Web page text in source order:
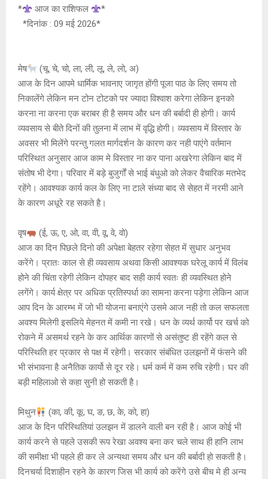
at
s
p
p
ce
b
o
k
s
a
e
k
* आज का राशिफल
*
*दिनांक : 09 मई 2026*
मेष
(चू, चे, चो, ला, ली, लू, ले, लो, अ)
आज के दिन आपमे धार्मिक भावनाए जागृत होंगी पूजा पाठ के लिए समय तो
निकालेंगे लेकिन मन टोन टोटको पर ज्यादा विश्वाश करेगा लेकिन इनको
करना ना करना एक बराबर ही है समय और धन की बर्बादी ही होगी। कार्य
व्यवसाय से बीते दिनों की तुलना में लाभ में वृद्धि होगी। व्यवसाय में विस्तार के
अवसर भी मिलेंगे परन्तु गलत मार्गदर्शन के कारण कर नही पाएंगे वर्तमान
परिस्थित अनुसार आज काम मे विस्तार ना कर पाना अखरेगा लेकिन बाद में
संतोष भी देगा। परिवार में बड़े बुजुर्गों से भाई बंधुओ को लेकर वैचारिक मतभेद
रहेंगे। आवश्यक कार्य कल के लिए ना टाले संध्या बाद से सेहत में नरमी आने
के कारण अधूरे रह सकते है।
वृष
(ई, ऊ, ए, ओ, वा, वी, वू, वे, वो)
आज का दिन पिछले दिनो की अपेक्षा बेहतर रहेगा सेहत में सुधार अनुभव
करेंगे। प्रातः काल से ही व्यवसाय अथवा किसी आवश्यक घरेलू कार्य में विलंब
होने की चिंता रहेगी लेकिन दोपहर बाद सही कार्य स्वतः ही व्यवस्थित होने
लगेंगे। कार्य क्षेत्र पर अधिक प्रतिस्पर्धा का सामना करना पड़ेगा लेकिन आज
आप दिन के आरम्भ में जो भी योजना बनाएंगे उसमे आज नही तो कल सफलता
अवश्य मिलेगी इसलिये मेहनत में कमी ना रखे। धन के व्यर्थ कार्यो पर खर्च को
रोकने में असमर्थ रहने के कर आर्थिक कारणों से असंतुष्ट ही रहेंगे कल से
परिस्थिति हर प्रकार से पक्ष में रहेगी। सरकार संबंधित उलझनों में फंसने की
भी संभावना है अनैतिक कार्यो से दूर रहे। धर्म कर्म में कम रुचि रहेगी। घर की
बड़ी महिलाओ से कहा सुनी हो सकती है।
मिथुन
(का, की, कू, घ, ङ, छ, के, को, हा)
आज के दिन परिस्थितियां उलझन में डालने वाली बन रही है। आज कोई भी
कार्य करने से पहले उसकी रूप रेखा अवश्य बना कर चले साथ ही हानि लाभ
की समीक्षा भी पहले ही कर ले अन्यथा समय और धन की बर्बादी हो सकती है।
दिनचर्या दिशाहीन रहने के कारण जिस भी कार्य को करेंगे उसे बीच मे ही अन्य